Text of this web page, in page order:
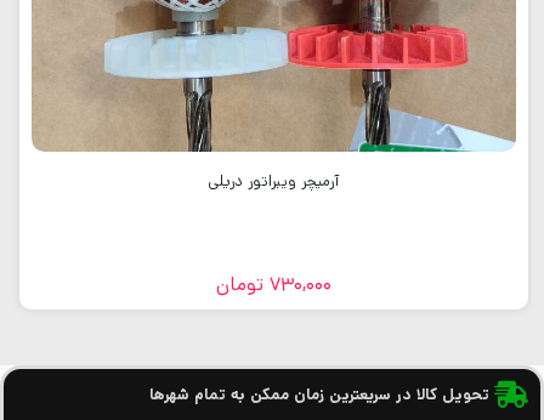
آرمیچر ویبراتور دریلی
730,000 تومان
تحویل کالا در سریعترین زمان ممکن به تمام شهرها